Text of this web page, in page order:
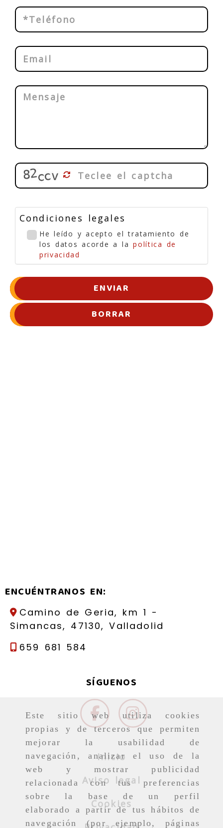
Este sitio web utiliza cookies
propias y de terceros que permiten
mejorar la usabilidad de
navegación, analizar el uso de la
web y mostrar publicidad
relacionada con tus preferencias
sobre la base de un perfil
elaborado a partir de tus hábitos de
navegación (por ejemplo, páginas
Condiciones legales
He leído y acepto el tratamiento de
los datos acorde a lapolítica de
privacidad
ENVIAR
BORRAR
ENCUÉNTRANOS EN:
Camino de Geria, km 1 -
Simancas, 47130,Valladolid
659 681 584
SÍGUENOS
Inicio
Aviso legal
Cookies